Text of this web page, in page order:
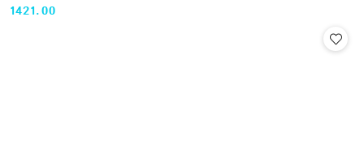
Cena:
1421.00